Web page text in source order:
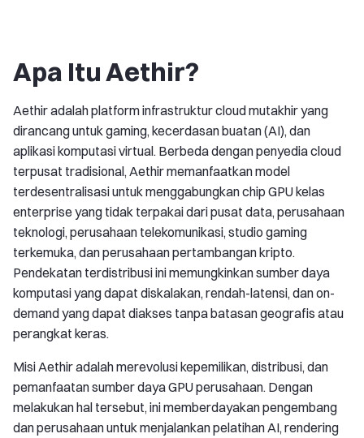
Apa Itu Aethir?
Aethir adalah platform infrastruktur cloud mutakhir yang
dirancang untuk gaming, kecerdasan buatan (AI), dan
aplikasi komputasi virtual. Berbeda dengan penyedia cloud
terpusat tradisional, Aethir memanfaatkan model
terdesentralisasi untuk menggabungkan chip GPU kelas
enterprise yang tidak terpakai dari pusat data, perusahaan
teknologi, perusahaan telekomunikasi, studio gaming
terkemuka, dan perusahaan pertambangan kripto.
Pendekatan terdistribusi ini memungkinkan sumber daya
komputasi yang dapat diskalakan, rendah-latensi, dan on-
demand yang dapat diakses tanpa batasan geografis atau
perangkat keras.
Misi Aethir adalah merevolusi kepemilikan, distribusi, dan
pemanfaatan sumber daya GPU perusahaan. Dengan
melakukan hal tersebut, ini memberdayakan pengembang
dan perusahaan untuk menjalankan pelatihan AI, rendering